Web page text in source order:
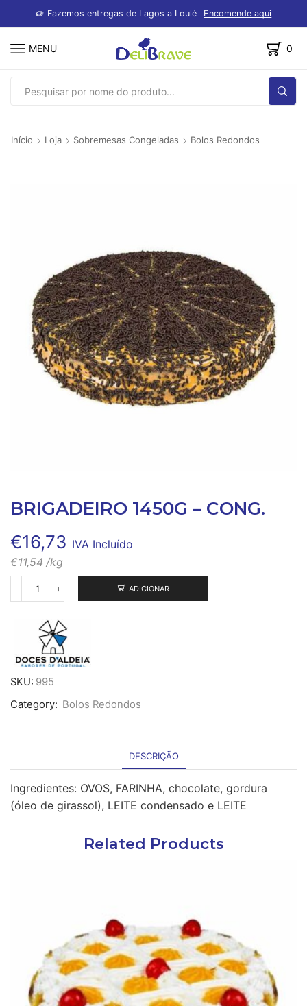
Fazemos entregas de Lagos a Loulé Encomende aqui
MENU 0
SEARCH
Início Loja Sobremesas Congeladas Bolos Redondos
BRIGADEIRO 1450G – CONG.
€16,73 IVA Incluído
€11,54 /kg
Quantidade
Brigadeiro
1450g
cong.
ADICIONAR
SKU: 995
Category: Bolos Redondos
DESCRIÇÃO
Ingredientes: OVOS, FARINHA, chocolate, gordura
(óleo de girassol), LEITE condensado e LEITE
Related Products